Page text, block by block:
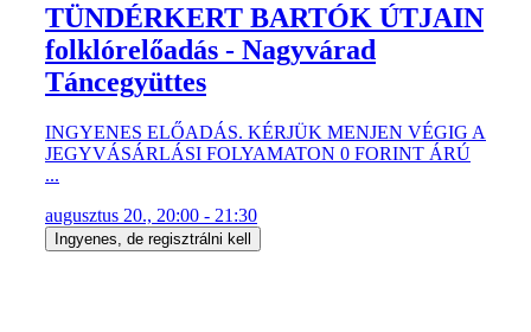
TÜNDÉRKERT BARTÓK ÚTJAIN
folklórelőadás - Nagyvárad
Táncegyüttes
INGYENES ELŐADÁS. KÉRJÜK MENJEN VÉGIG A
JEGYVÁSÁRLÁSI FOLYAMATON 0 FORINT ÁRÚ
...
augusztus 20., 20:00 - 21:30
Ingyenes, de regisztrálni kell